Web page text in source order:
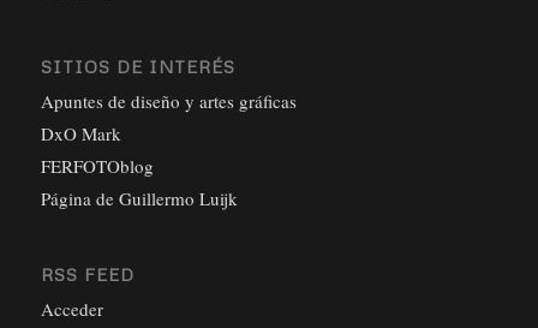
SITIOS DE INTERÉS
Apuntes de diseño y artes gráficas
DxO Mark
FERFOTOblog
Página de Guillermo Luijk
RSS FEED
Acceder